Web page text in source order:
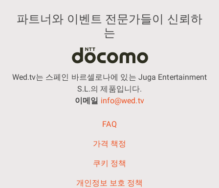
파트너와 이벤트 전문가들이 신뢰하
는
Wed.tv는 스페인 바르셀로나에 있는 Juga Entertainment
S.L.의 제품입니다.
이메일 info@wed.tv
FAQ
가격 책정
쿠키 정책
개인정보 보호 정책